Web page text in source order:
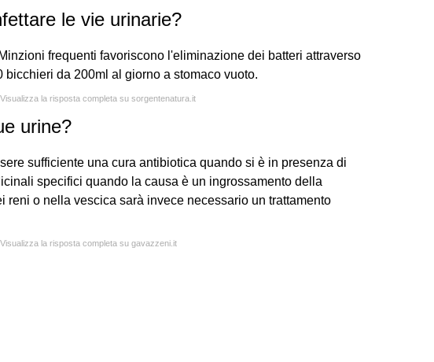
le vie urinarie?
frequenti favoriscono l'eliminazione dei batteri attraverso
bicchieri da 200ml al giorno a stomaco vuoto.
Visualizza la risposta completa su sorgentenatura.it
urine?
sufficiente una cura antibiotica quando si è in presenza di
specifici quando la causa è un ingrossamento della
reni o nella vescica sarà invece necessario un trattamento
Visualizza la risposta completa su gavazzeni.it